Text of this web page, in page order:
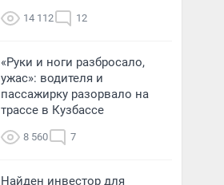
14 112 12
«Руки и ноги разбросало,
ужас»: водителя и
пассажирку разорвало на
трассе в Кузбассе
8 560 7
Найден инвестор для